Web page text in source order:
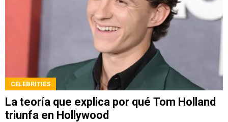
CELEBRITIES
La teoría que explica por qué Tom Holland
triunfa en Hollywood